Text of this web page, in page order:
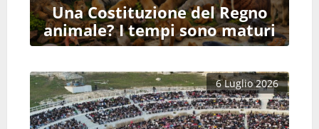
Una Costituzione del Regno
animale? I tempi sono maturi
6 Luglio 2026